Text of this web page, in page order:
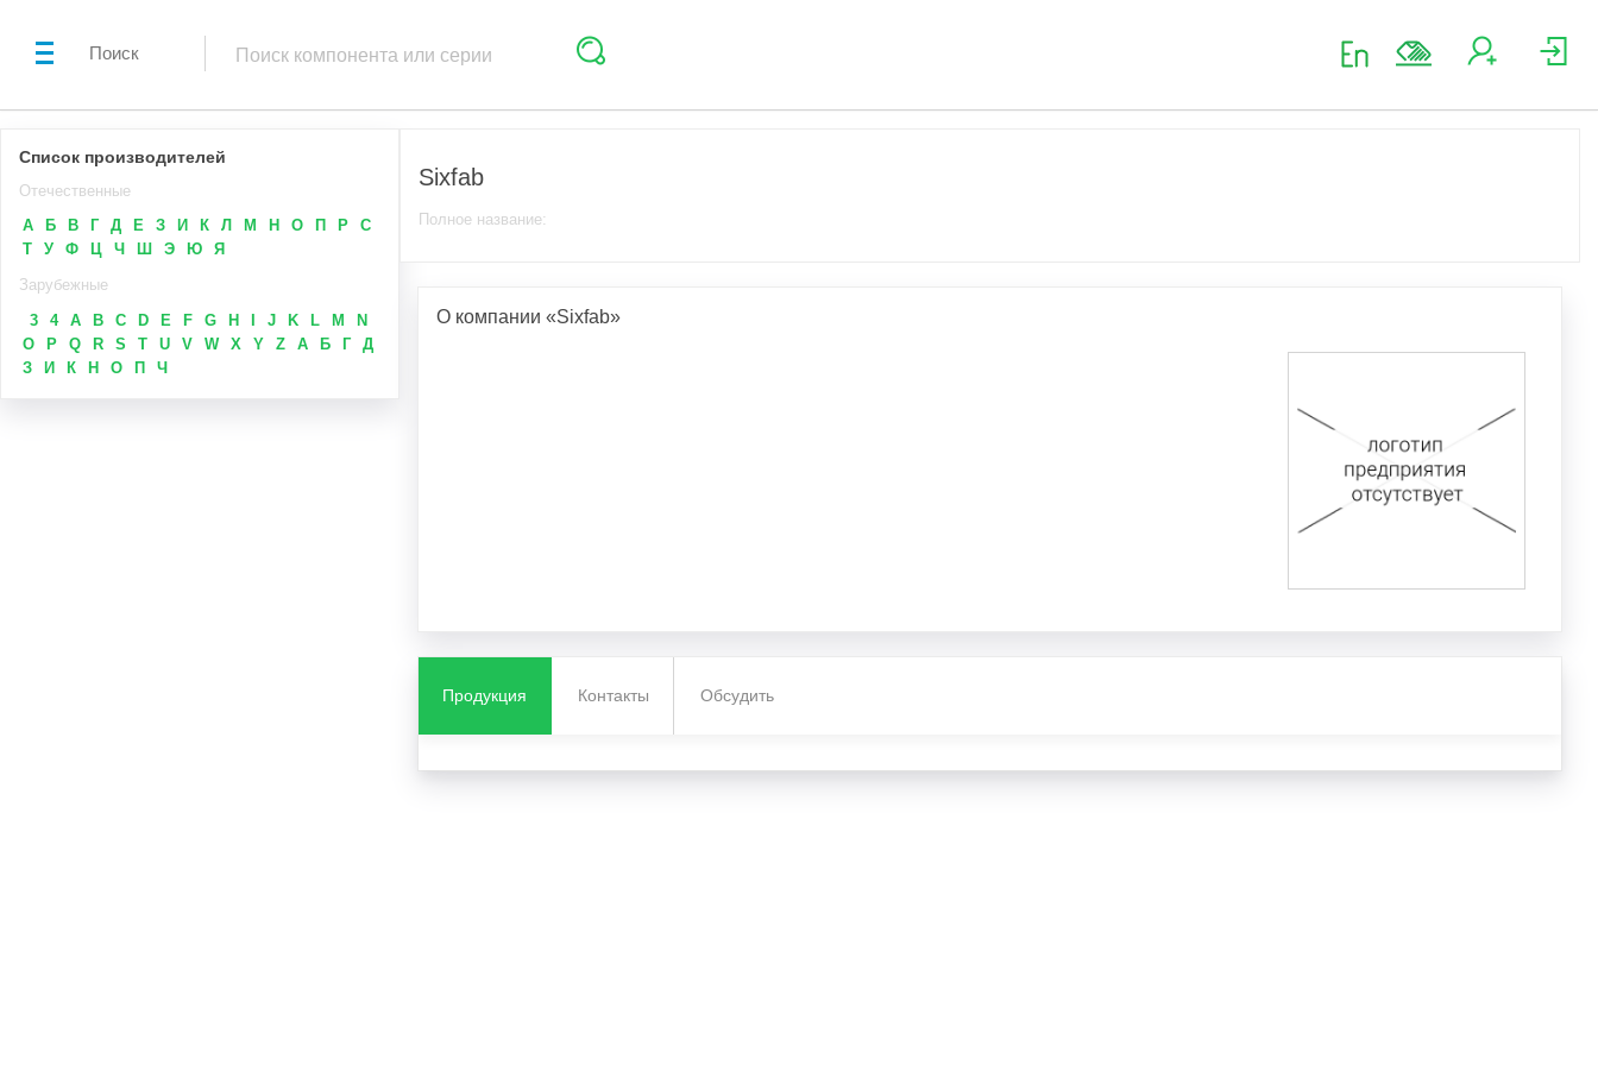
Поиск
Список производителей
Отечественные
А
Б В Г Д Е З И К Л М Н О П Р
С
Т
У Ф Ц Ч Ш Э Ю
Я
Зарубежные
3
4 A B C D E F G H J K L M
N
O
P Q R S T U V W X Y Z А Б Г
Д
З
И К Н О П Ч
Sixfab
Полное название:
О компании «Sixfab»
Продукция Контакты Обсудить